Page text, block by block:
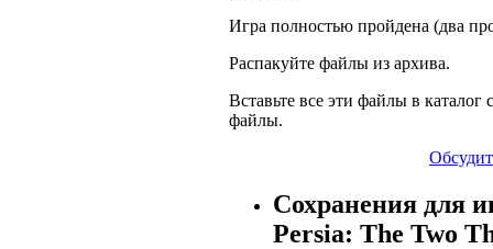
Игра полностью пройдена (два
Распакуйте файлы из архива.
Вставьте все эти файлы в каталог
файлы.
Сохранения для
Persia: The Two